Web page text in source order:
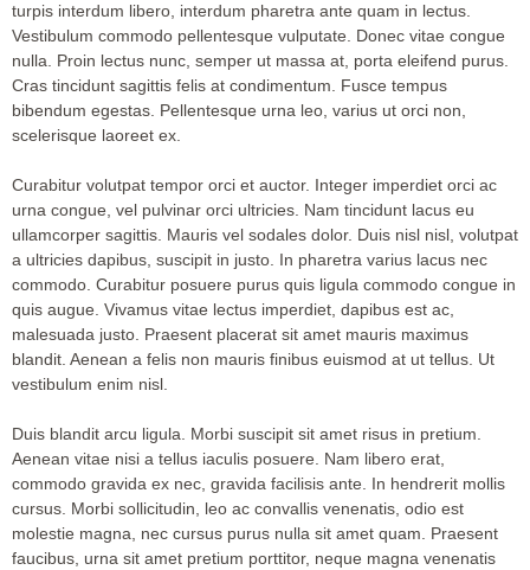
turpis interdum libero, interdum pharetra ante quam in lectus.
Vestibulum commodo pellentesque vulputate. Donec vitae congue
nulla. Proin lectus nunc, semper ut massa at, porta eleifend purus.
Cras tincidunt sagittis felis at condimentum. Fusce tempus
bibendum egestas. Pellentesque urna leo, varius ut orci non,
scelerisque laoreet ex.
Curabitur volutpat tempor orci et auctor. Integer imperdiet orci ac
urna congue, vel pulvinar orci ultricies. Nam tincidunt lacus eu
ullamcorper sagittis. Mauris vel sodales dolor. Duis nisl nisl, volutpat
a ultricies dapibus, suscipit in justo. In pharetra varius lacus nec
commodo. Curabitur posuere purus quis ligula commodo congue in
quis augue. Vivamus vitae lectus imperdiet, dapibus est ac,
malesuada justo. Praesent placerat sit amet mauris maximus
blandit. Aenean a felis non mauris finibus euismod at ut tellus. Ut
vestibulum enim nisl.
Duis blandit arcu ligula. Morbi suscipit sit amet risus in pretium.
Aenean vitae nisi a tellus iaculis posuere. Nam libero erat,
commodo gravida ex nec, gravida facilisis ante. In hendrerit mollis
cursus. Morbi sollicitudin, leo ac convallis venenatis, odio est
molestie magna, nec cursus purus nulla sit amet quam. Praesent
faucibus, urna sit amet pretium porttitor, neque magna venenatis